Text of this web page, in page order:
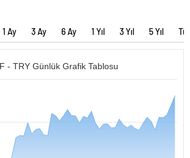
1 Ay 3 Ay 6 Ay 1 Yıl 3 Yıl 5 Yıl
- TRY Günlük Grafik Tablosu